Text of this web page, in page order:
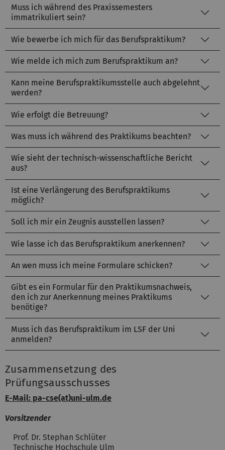
Muss ich während des Praxissemesters
immatrikuliert sein?
Wie bewerbe ich mich für das Berufspraktikum?
Wie melde ich mich zum Berufspraktikum an?
Kann meine Berufspraktikumsstelle auch abgelehnt
werden?
Wie erfolgt die Betreuung?
Was muss ich während des Praktikums beachten?
Wie sieht der technisch-wissenschaftliche Bericht
aus?
Ist eine Verlängerung des Berufspraktikums
möglich?
Soll ich mir ein Zeugnis ausstellen lassen?
Wie lasse ich das Berufspraktikum anerkennen?
An wen muss ich meine Formulare schicken?
Gibt es ein Formular für den Praktikumsnachweis,
den ich zur Anerkennung meines Praktikums
benötige?
Muss ich das Berufspraktikum im LSF der Uni
anmelden?
Zusammensetzung des
Prüfungsausschusses
E-Mail: pa-cse(at)uni-ulm.de
Vorsitzender
Prof. Dr. Stephan Schlüter
Technische Hochschule Ulm